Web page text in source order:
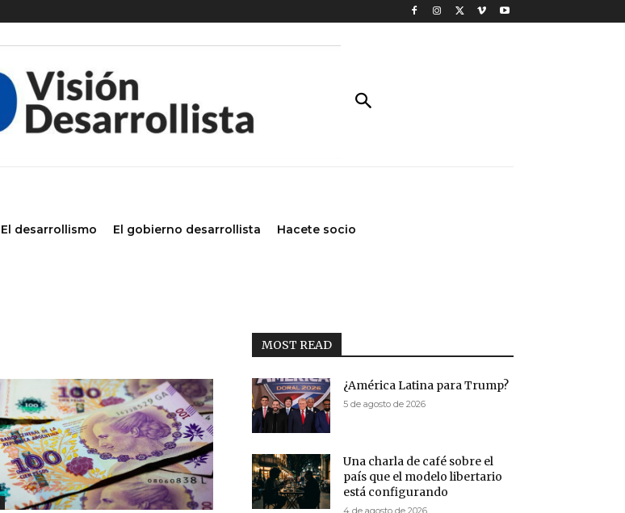
El desarrollismo El gobierno desarrollista Hacete socio
MOST READ
¿América Latina para Trump?
5 de agosto de 2026
Una charla de café sobre el
país que el modelo libertario
está configurando
4 de agosto de 2026